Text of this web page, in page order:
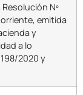
Nº
emitida
y
a lo
2020 y